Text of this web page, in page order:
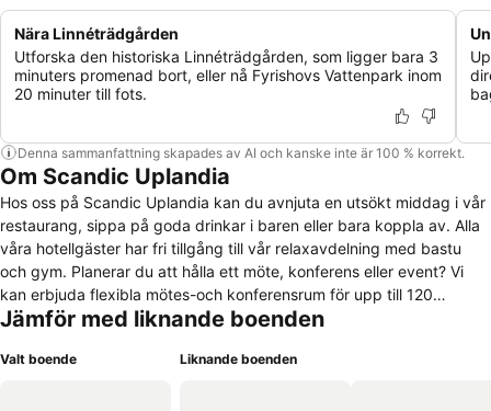
Nära Linnéträdgården
Utforska den historiska Linnéträdgården, som ligger bara 3
minuters promenad bort, eller nå Fyrishovs Vattenpark inom
20 minuter till fots.
Denna sammanfattning skapades av AI och kanske inte är 100 % korrekt.
Om Scandic Uplandia
Hos oss på Scandic Uplandia kan du avnjuta en utsökt middag i vår
restaurang, sippa på goda drinkar i baren eller bara koppla av. Alla
våra hotellgäster har fri tillgång till vår relaxavdelning med bastu
och gym. Planerar du att hålla ett möte, konferens eller event? Vi
kan erbjuda flexibla mötes-och konferensrum för upp till 120
deltagare i ljus och luftig miljö.
Jämför med liknande boenden
Valt boende Liknande boenden